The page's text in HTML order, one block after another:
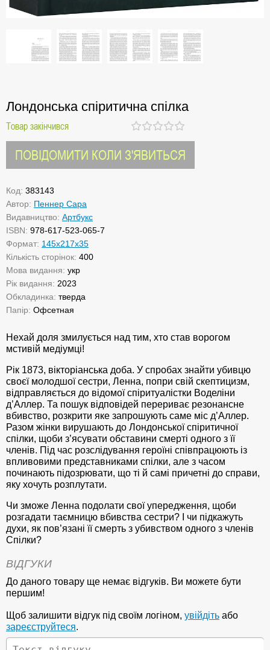
Лондонська спіритична спілка
Товар закінчився
ПОВІДОМИТИ КОЛИ З'ЯВИТЬСЯ
Код: 383143
Автор: Пеннер Сара
Видавництво: Артбукс
ISBN: 978-617-523-065-7
Формат: 145х217х35
Кількість сторінок: 400
Мова видання: укр
Рік видання: 2023
Обкладинка: тверда
Папір: Офсетная
Нехай доля змилується над тим, хто став ворогом
мстивій медіумці!
Рік 1873, вікторіанська доба. У спробах знайти убивцю
своєї молодшої сестри, Ленна, попри свій скептицизм,
відправляється до відомої спіритуалістки Воделіни
д’Аллер. Та пошук відповідей перериває резонансне
вбивство, розкрити яке запрошують саме міс д’Аллер.
Разом жінки вирушають до Лондонської спіритичної
спілки, щоби з’ясувати обставини смерті одного з її
членів. Під час розслідування героїні співпрацюють із
впливовими представниками спілки, але з часом
починають підозрювати, що ті й самі причетні до справи,
яку хочуть розплутати.
Чи зможе Ленна подолати свої упередження, щоби
розгадати таємницю вбивства сестри? І чи підкажуть
духи, як пов’язані її смерть з убивством одного з членів
Спілки?
ВІДГУКИ
До даного товару ще немає відгуків. Ви можете бути
першим!
Щоб залишити відгук під своїм логіном, увійдіть або
зареєструйтеся.